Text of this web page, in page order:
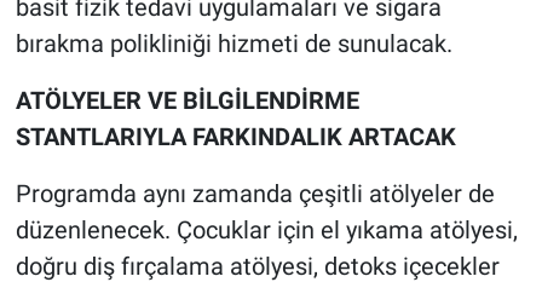
basit fizik tedavi uygulamaları ve sigara
bırakma polikliniği hizmeti de sunulacak.
ATÖLYELER VE BİLGİLENDİRME
STANTLARIYLA FARKINDALIK ARTACAK
Programda aynı zamanda çeşitli atölyeler de
düzenlenecek. Çocuklar için el yıkama atölyesi,
doğru diş fırçalama atölyesi, detoks içecekler